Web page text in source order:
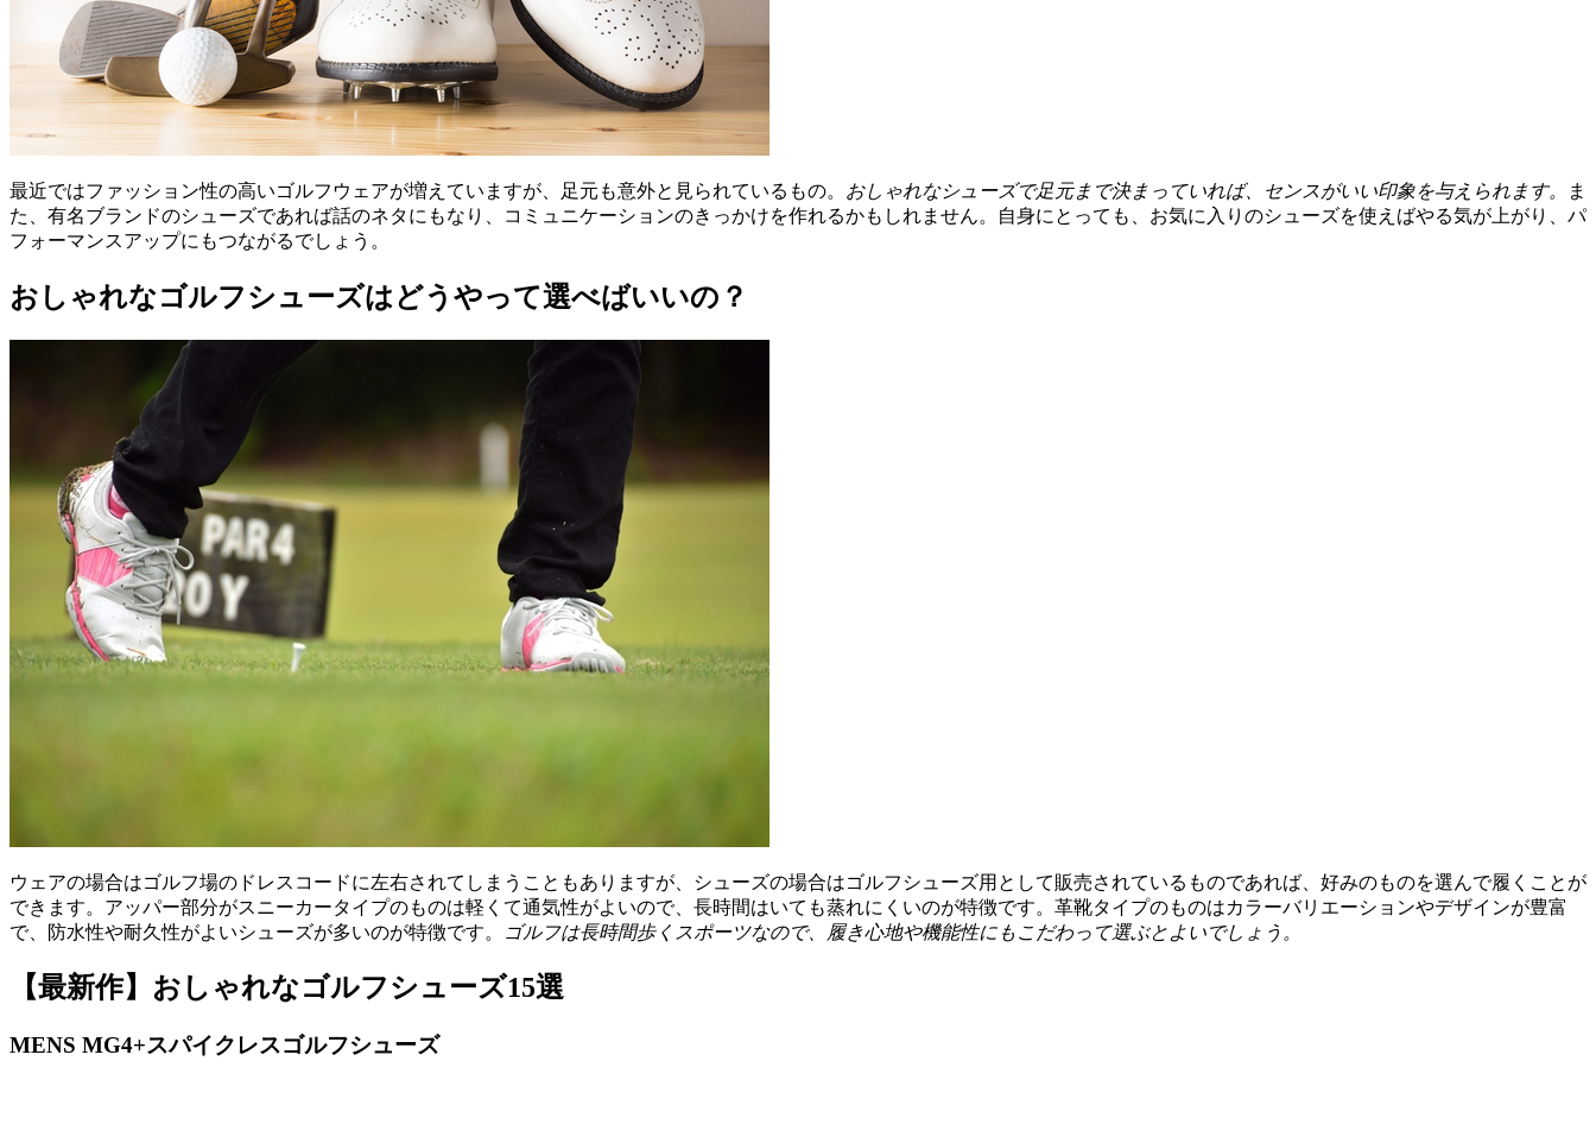
最近ではファッション性の高いゴルフウェアが増えていますが、足元も意外と見られているもの。 おしゃれなシューズで足元まで決まっていれば、センスがいい印象を与えられます。
ま
た、有名ブランドのシューズであれば話のネタにもなり、コミュニケーションのきっかけを作れるかもしれません。自身にとっても、お気に入りのシューズを使えばやる気が上がり、パ
フォーマンスアップにもつながるでしょう。
おしゃれなゴルフシューズはどうやって選べばいいの？
ウェアの場合はゴルフ場のドレスコードに左右されてしまうこともありますが、シューズの場合はゴルフシューズ用として販売されているものであれば、好みのものを選んで履くことが
できます。アッパー部分がスニーカータイプのものは軽くて通気性がよいので、長時間はいても蒸れにくいのが特徴です。革靴タイプのものはカラーバリエーションやデザインが豊富
で、防水性や耐久性がよいシューズが多いのが特徴です。
ゴルフは長時間歩くスポーツなので、履き心地や機能性にもこだわって選ぶとよいでしょう。
【最新作】おしゃれなゴルフシューズ15選
MENS MG4+スパイクレスゴルフシューズ